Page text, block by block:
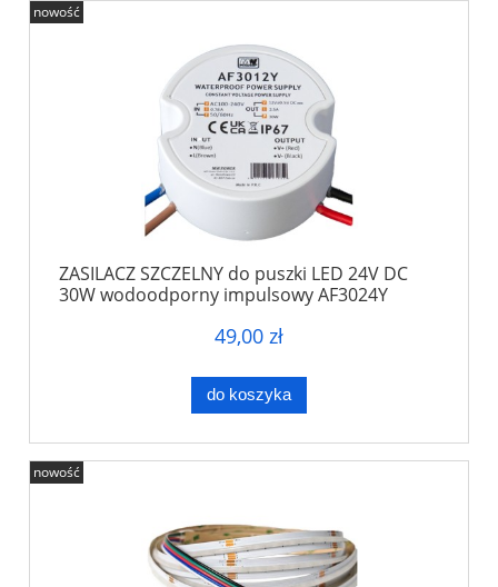
ZASILACZ SZCZELNY do puszki LED 24V DC
30W wodoodporny impulsowy AF3024Y
49,00 zł
do koszyka
nowość
nowość